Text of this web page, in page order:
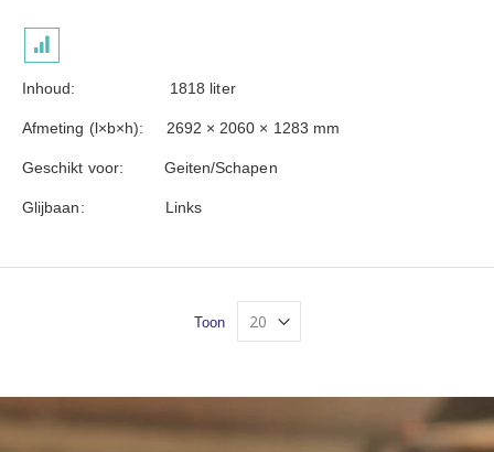
Inhoud: 1818 liter
Afmeting (l×b×h): 2692 × 2060 × 1283 mm
Geschikt voor: Geiten/Schapen
Glijbaan: Links
Toon